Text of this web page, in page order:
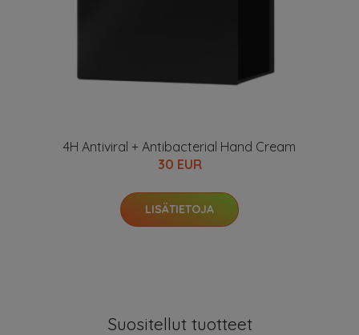
4H Antiviral + Antibacterial Hand Cream
30 EUR
LISÄTIETOJA
Suositellut tuotteet